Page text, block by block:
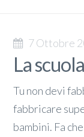
7 Ottobre
La
Tu non devi
fabbricare
bambini. Fa